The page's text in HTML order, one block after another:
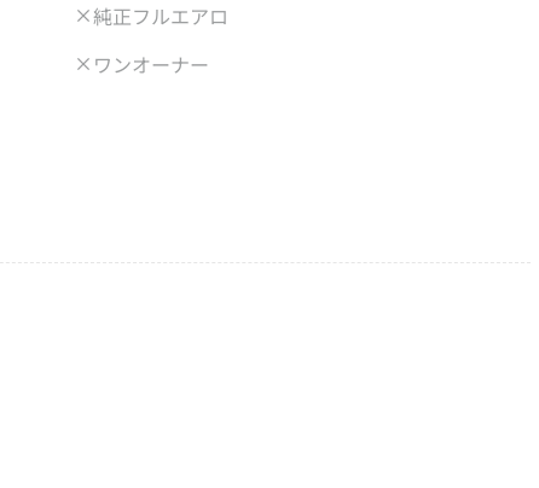
純正フルエアロ
ワンオーナー